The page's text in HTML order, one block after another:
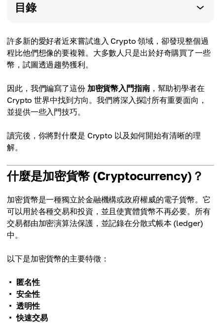
目錄
許多新的愛好者近來嘗試進入 Crypto 領域，卻發現整個過
程比他們想像的要複雜。大多數人只是出於好奇購買了一些
幣，試圖透過趨勢獲利。
因此，我們編寫了這份 加密貨幣入門指南，幫助初學者在
Crypto 世界中找到方向。我們將深入探討所有重要面向，
並提供一些入門技巧。
讀完後，你將對什麼是 Crypto 以及如何開始有清晰的理
解。
什麼是加密貨幣 (Cryptocurrency)？
加密貨幣是一種獨立於金融機構或政府權威的電子貨幣。它
可以用於各種交易和投資，並且使實體貨幣不再必要。所有
交易都由加密演算法保護，並記錄在分散式帳本 (ledger)
中。
以下是加密貨幣的主要特徵：
匿名性
安全性
透明性
快速交易